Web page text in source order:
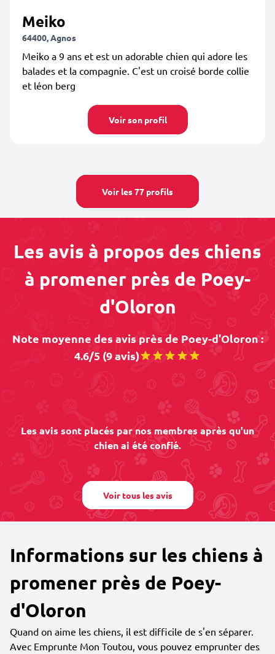
Meiko
64400, Agnos
Meiko a 9 ans et est un adorable chien qui adore les
balades et la compagnie. C'est un croisé borde collie
et léon berg
Voir son profil
Voir les 77 profils
Les avis à propos des chiens
à promener près de Poey-
d'Oloron
Note moyenne des avis près de Poey-d'Oloron :
4.6/5 (9 avis)
Les avis sont placés par nos membres après qu'un
chien ai été confié.
Voir tous les avis
Informations sur les chiens à
promener près de Poey-
d'Oloron
Quand on aime les chiens, il est difficile de s'en séparer.
Avec Emprunte Mon Toutou, vous pouvez emprunter des